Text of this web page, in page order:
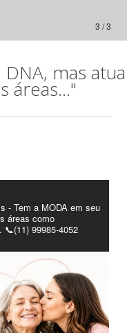
3 / 3
mas atua
áreas..."
- Tem a MODA em seu
áreas como
99985-4052